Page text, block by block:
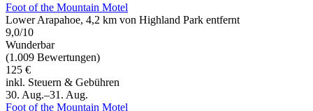
Foot of the Mountain Motel
Lower Arapahoe, 4,2 km von Highland Park entfernt
9,0/10
Wunderbar
(1.009 Bewertungen)
125 €
inkl. Steuern & Gebühren
30. Aug.–31. Aug.
Foot of the Mountain Motel